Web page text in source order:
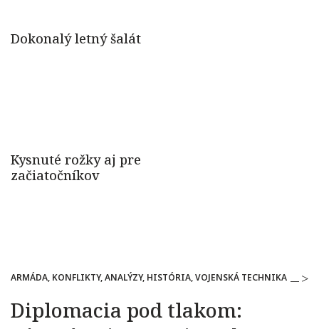
ARMÁDA, KONFLIKTY, ANALÝZY, HISTÓRIA, VOJENSKÁ TECHNIKA